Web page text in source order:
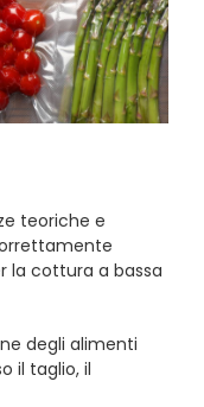
teoriche e
la cottura a bassa
degli alimenti
il taglio, il